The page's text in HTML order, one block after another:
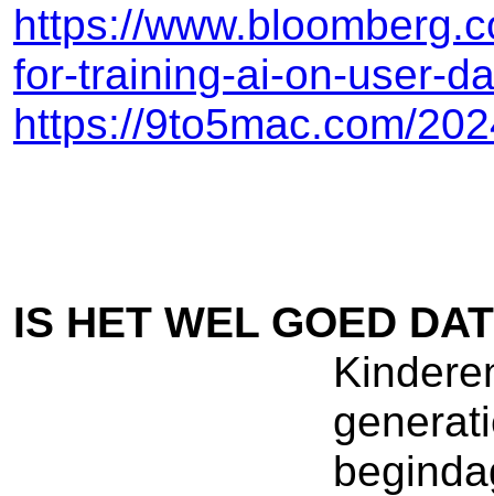
https://
for-training-ai-on-user-
https://9to5mac.com/
IS HET WEL GOED